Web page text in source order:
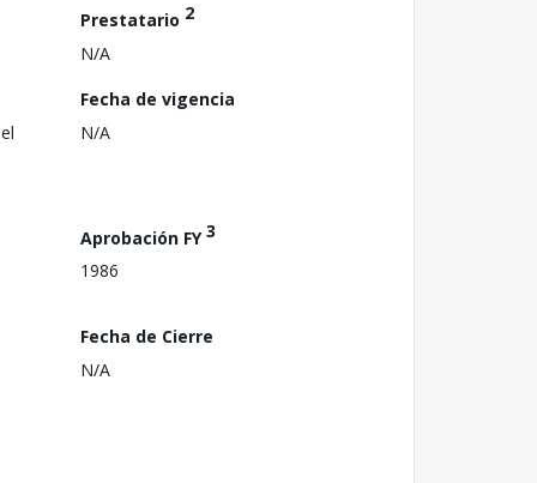
Prestatario 2
N/A
Fecha de vigencia
N/A
Aprobación FY3
1986
Fecha de Cierre
N/A